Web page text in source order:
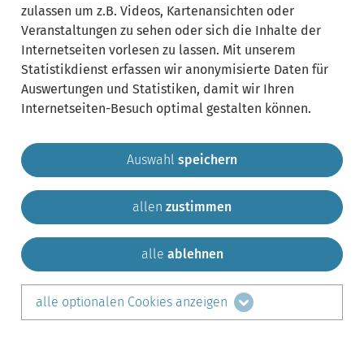
Gemeinde Krailling Impressum
Sitemap
Kontakt
teilen auf:
LinkedIn
zulassen um z.B. Videos, Kartenansichten oder
Veranstaltungen zu sehen oder sich die Inhalte der
Internetseiten vorlesen zu lassen. Mit unserem
Statistikdienst erfassen wir anonymisierte Daten für
Auswertungen und Statistiken, damit wir Ihren
Internetseiten-Besuch optimal gestalten können.
Auswahl speichern
allen zustimmen
alle ablehnen
alle optionalen Cookies anzeigen